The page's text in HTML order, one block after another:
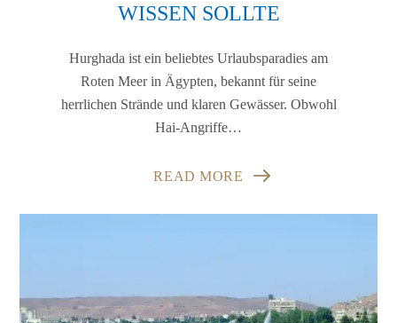
WISSEN SOLLTE
Hurghada ist ein beliebtes Urlaubsparadies am
Roten Meer in Ägypten, bekannt für seine
herrlichen Strände und klaren Gewässer. Obwohl
Hai-Angriffe…
READ MORE